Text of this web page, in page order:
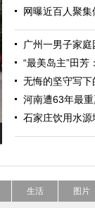
网曝近百人聚
广州一男子家
“最美岛主”田芳
无悔的坚守写下
河南遭63年最
石家庄饮用水源
生活 图片